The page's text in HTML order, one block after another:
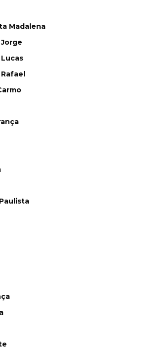
Madalena
Jorge
Lucas